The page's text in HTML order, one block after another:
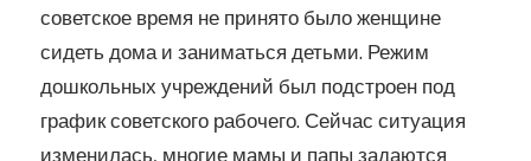
советское время не принято было женщине
сидеть дома и заниматься детьми. Режим
дошкольных учреждений был подстроен под
график советского рабочего. Сейчас ситуация
изменилась, многие мамы и папы задаются